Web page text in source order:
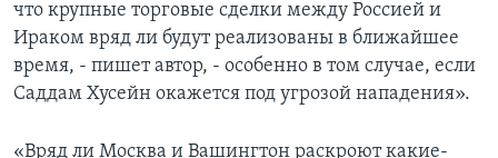
что крупные торговые сделки между Россией и
Ираком вряд ли будут реализованы в ближайшее
время, - пишет автор, - особенно в том случае, если
Саддам Хусейн окажется под угрозой нападения».
«Вряд ли Москва и Вашингтон раскроют какие-